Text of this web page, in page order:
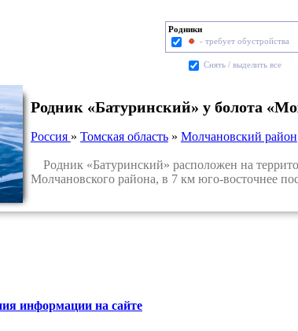
Родники
- требует обустройства
Cнять / выделить все
Родник «Батуринский» у болота
Россия » Томская область» Молчановский район
Родник «Батуринский» расположен на
Молчановского района, в 7 км юго-восточнее
информации на сайте